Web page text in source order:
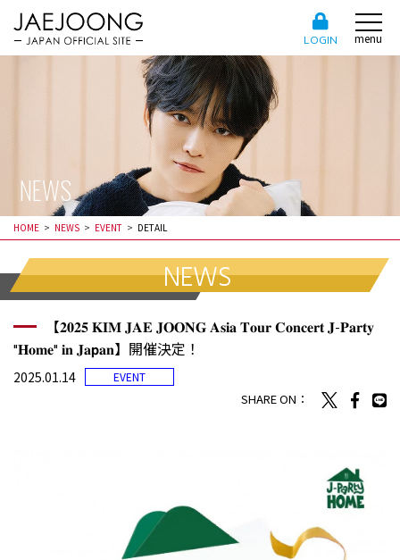
LOGIN menu
NEWS
HOME NEWS EVENT DETAIL
NEWS
【𝟐𝟎𝟐𝟓 𝐊𝐈𝐌 𝐉𝐀𝐄 𝐉𝐎𝐎𝐍𝐆 𝐀𝐬𝐢𝐚 𝐓𝐨𝐮𝐫 𝐂𝐨𝐧𝐜𝐞𝐫𝐭 𝐉-𝐏𝐚𝐫𝐭𝐲
"𝐇𝐨𝐦𝐞" 𝐢𝐧 𝐉𝐚𝗽𝐚𝐧️】開催決定！
2025.01.14 EVENT
SHARE ON：